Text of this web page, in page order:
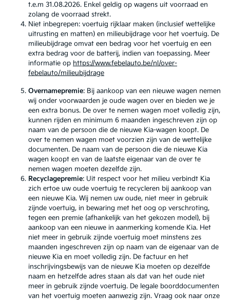
t.e.m 31.08.2026. Enkel geldig op wagens uit voorraad en
zolang de voorraad strekt.
Niet inbegrepen: voertuig rijklaar maken (inclusief wettelijke
uitrusting en matten) en milieubijdrage voor het voertuig. De
milieubijdrage omvat een bedrag voor het voertuig en een
extra bedrag voor de batterij, indien van toepassing. Meer
informatie op https://www.febelauto.be/nl/over-
febelauto/milieubijdrage
Overnamepremie: Bij aankoop van een nieuwe wagen nemen
wij onder voorwaarden je oude wagen over en bieden we je
een extra bonus. De over te nemen wagen moet volledig zijn,
kunnen rijden en minimum 6 maanden ingeschreven zijn op
naam van de persoon die de nieuwe Kia-wagen koopt. De
over te nemen wagen moet voorzien zijn van de wettelijke
documenten. De naam van de persoon die de nieuwe Kia
wagen koopt en van de laatste eigenaar van de over te
nemen wagen moeten dezelfde zijn.
Recyclagepremie: Uit respect voor het milieu verbindt Kia
zich ertoe uw oude voertuig te recycleren bij aankoop van
een nieuwe Kia. Wij nemen uw oude, niet meer in gebruik
zijnde voertuig, in bewaring met het oog op verschroting,
tegen een premie (afhankelijk van het gekozen model), bij
aankoop van een nieuwe in aanmerking komende Kia. Het
niet meer in gebruik zijnde voertuig moet minstens zes
maanden ingeschreven zijn op naam van de eigenaar van de
nieuwe Kia en moet volledig zijn. De factuur en het
inschrijvingsbewijs van de nieuwe Kia moeten op dezelfde
naam en hetzelfde adres staan als dat van het oude niet
meer in gebruik zijnde voertuig. De legale boorddocumenten
van het voertuig moeten aanwezig zijn. Vraag ook naar onze